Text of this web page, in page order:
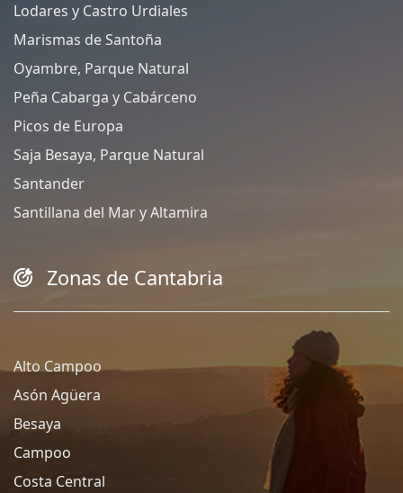
Lodares y Castro Urdiales
Marismas de Santoña
Oyambre, Parque Natural
Peña Cabarga y Cabárceno
Picos de Europa
Saja Besaya, Parque Natural
Santander
Santillana del Mar y Altamira
Zonas de Cantabria
Alto Campoo
Asón Agüera
Besaya
Campoo
Costa Central